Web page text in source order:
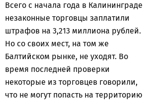
Всего с начала года в Калининграде
незаконные торговцы заплатили
штрафов на 3,213 миллиона рублей.
Но со своих мест, на том же
Балтийском рынке, не уходят. Во
время последней проверки
некоторые из торговцев говорили,
что не могут попасть на территорию